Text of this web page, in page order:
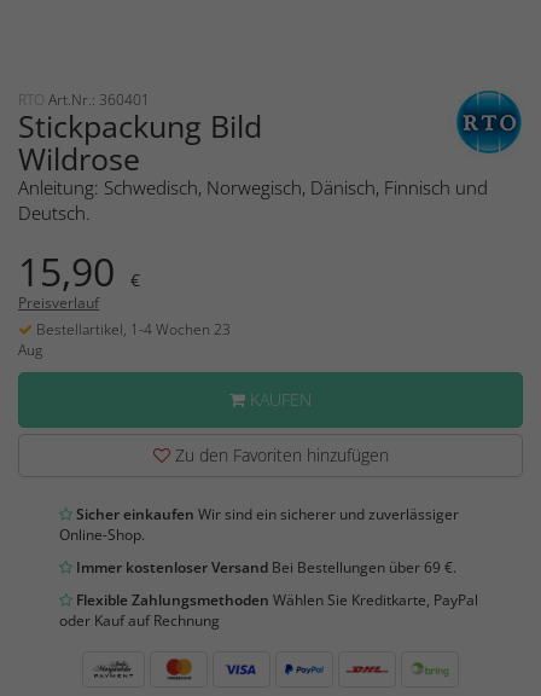
RTO Art.Nr.: 360401
Stickpackung Bild
Wildrose
Anleitung: Schwedisch, Norwegisch, Dänisch, Finnisch und
Deutsch.
15,90 €
Preisverlauf
Bestellartikel, 1-4 Wochen 23
Aug
KAUFEN
Zu den Favoriten hinzufügen
Sicher einkaufen Wir sind ein sicherer und zuverlässiger
Online-Shop.
Immer kostenloser Versand Bei Bestellungen über 69 €.
Flexible Zahlungsmethoden Wählen Sie Kreditkarte, PayPal
oder Kauf auf Rechnung